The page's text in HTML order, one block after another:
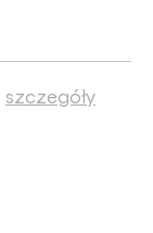
szczegóły